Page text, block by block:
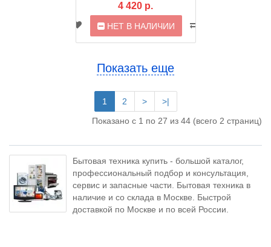
4 420 р.
НЕТ В НАЛИЧИИ
Показать еще
1 2 >
>|
Показано с 1 по 27 из 44 (всего 2 страниц)
Бытовая техника купить - большой каталог,
профессиональный подбор и консультация,
сервис и запасные части. Бытовая техника в
наличие и со склада в Москве. Быстрой
доставкой по Москве и по всей России.